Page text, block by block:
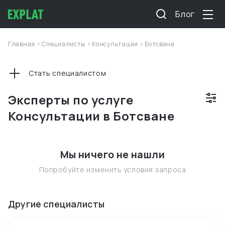
Блог
Главная >Специалисты > Консультации > Ботсвана
Эксперты по услуге
Консультации в Ботсване
Стать специалистом
Мы ничего не нашли
Попробуйте изменить условия запроса
Другие специалисты